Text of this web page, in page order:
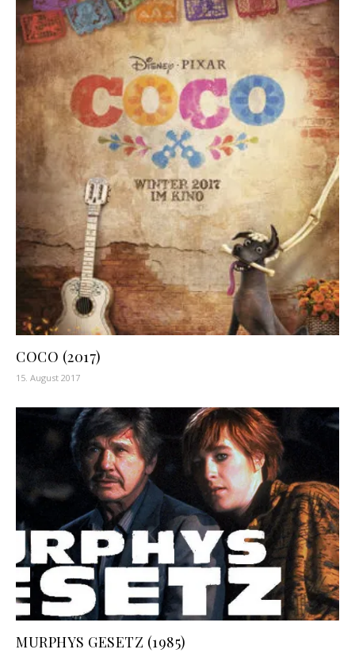
COCO (2017)
15. August 2017
MURPHYS GESETZ (1985)